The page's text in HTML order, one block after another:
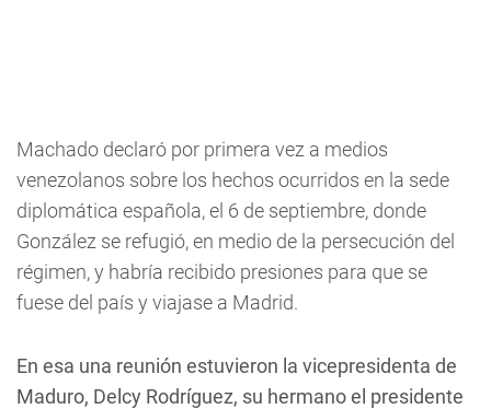
Machado declaró por primera vez a medios
venezolanos sobre los hechos ocurridos en la sede
diplomática española, el 6 de septiembre, donde
González se refugió, en medio de la persecución del
régimen, y habría recibido presiones para que se
fuese del país y viajase a Madrid.
En esa una reunión estuvieron la vicepresidenta de
Maduro, Delcy Rodríguez, su hermano el presidente